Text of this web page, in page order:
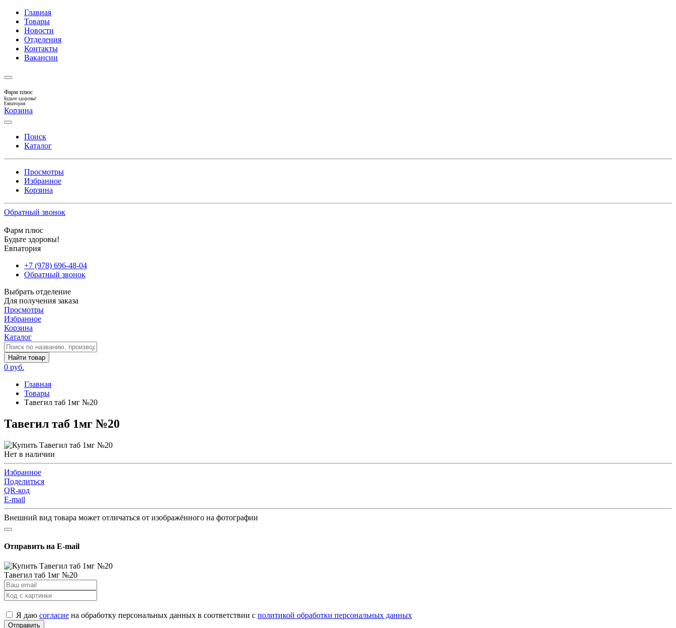
Главная
Товары
Новости
Отделения
Контакты
Вакансии
Фарм плюс
Будьте здоровы!
Евпатория
Корзина
Поиск
Каталог
Просмотры
Избранное
Корзина
Обратный звонок
Фарм плюс
Будьте здоровы!
Евпатория
+7 (978) 696-48-04
Обратный звонок
Выбрать отделение
Для получения заказа
Просмотры
Избранное
Корзина
Каталог
Найти товар
0 руб.
Главная
Товары
Тавегил таб 1мг №20
Тавегил таб 1мг №20
Нет в наличии
Избранное
Поделиться
QR-код
E-mail
Внешний вид товара может отличаться от изображённого на фотографии
Отправить на E-mail
Тавегил таб 1мг №20
Я даю согласие на обработку персональных данных в соответствии с политикой обработки персональных данных
Отправить